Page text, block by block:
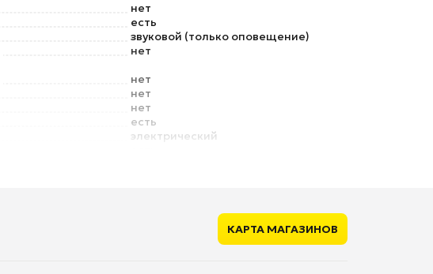
нет
есть
звуковой (только оповещение)
нет
нет
нет
нет
есть
электрический
КАРТА МАГАЗИНОВ